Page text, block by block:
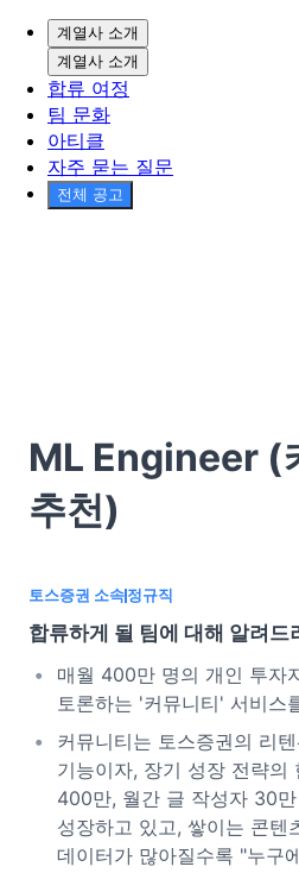
계열사 소개
계열사 소개
합류 여정
팀 문화
아티클
자주 묻는 질문
전체 공고
ML Engineer (
추천)
토스증권 소속정규직
합류하게 될 팀에 대해 알려드
매월 400만 명의 개인 투자
토론하는 '커뮤니티' 서비스
커뮤니티는 토스증권의 리
기능이자, 장기 성장 전략의
400만, 월간 글 작성자 30
성장하고 있고, 쌓이는 콘텐
데이터가 많아질수록 "누구